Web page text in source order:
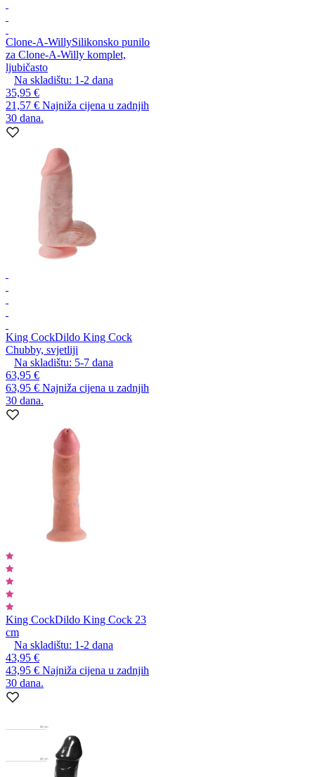
Clone-A-WillySilikonsko punilo
za Clone-A-Willy komplet,
ljubičasto
Na skladištu: 1-2 dana
35,95 €
21,57 € Najniža cijena u zadnjih
30 dana.
King CockDildo King Cock
Chubby, svjetliji
Na skladištu: 5-7 dana
63,95 €
63,95 € Najniža cijena u zadnjih
30 dana.
King CockDildo King Cock 23
cm
Na skladištu: 1-2 dana
43,95 €
43,95 € Najniža cijena u zadnjih
30 dana.